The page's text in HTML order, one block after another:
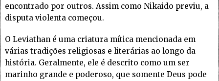
encontrado por outros. Assim como Nikaido previu, a
disputa violenta começou.
O Leviathan é uma criatura mítica mencionada em
várias tradições religiosas e literárias ao longo da
história. Geralmente, ele é descrito como um ser
marinho grande e poderoso, que somente Deus pode